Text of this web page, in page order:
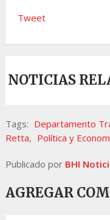
Tweet
NOTICIAS
Tags: Departamento
Retta, Política y
Publicado por BHI
AGREGAR